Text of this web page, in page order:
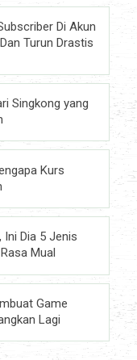
Di Akun
Turun Drastis
Singkong yang
Kurs
Ini Dia 5 Jenis
Mual
Game
Lagi